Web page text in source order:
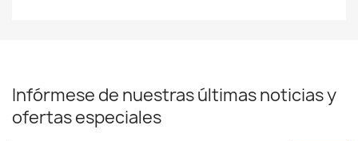
Infórmese de nuestras últimas noticias y
ofertas especiales